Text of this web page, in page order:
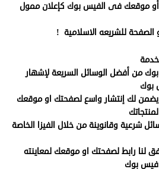
موقعك فى الفيس بوك كإعلان ممول
للشريعه الاسلامية !
من أفضل الوسائل السريعة لإشهار
بوك
يضمن لك إنتشار واسع لصفحتك او موقعك
شرعية وقانوينة من خلال الفيزا الخاصة
لنا رابط لصفحتك او موقعك لمعاينته
فيس بوك